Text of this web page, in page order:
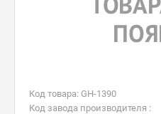
Код товара: GH-1390
Код завода производителя :